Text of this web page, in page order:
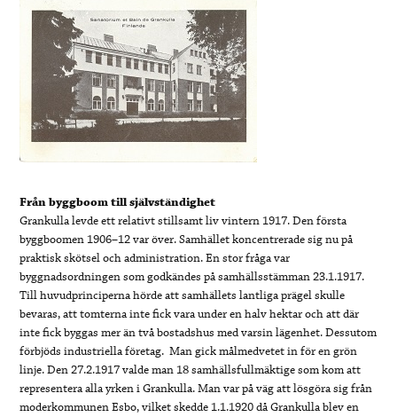
Från byggboom till självständighet
Grankulla levde ett relativt stillsamt liv vintern 1917. Den första
byggboomen 1906–12 var över. Samhället koncentrerade sig nu på
praktisk skötsel och administration. En stor fråga var
byggnadsordningen som godkändes på samhällsstämman 23.1.1917.
Till huvudprinciperna hörde att samhällets lantliga prägel skulle
bevaras, att tomterna inte fick vara under en halv hektar och att där
inte fick byggas mer än två bostadshus med varsin lägenhet. Dessutom
förbjöds industriella företag. Man gick målmedvetet in för en grön
linje. Den 27.2.1917 valde man 18 samhällsfullmäktige som kom att
representera alla yrken i Grankulla. Man var på väg att lösgöra sig från
moderkommunen Esbo, vilket skedde 1.1.1920 då Grankulla blev en